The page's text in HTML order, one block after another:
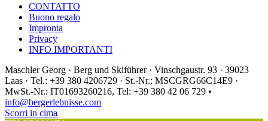
CONTATTO
Buono regalo
Impronta
Privacy
INFO IMPORTANTI
Maschler Georg · Berg und Skiführer · Vinschgaustr. 93 · 39023
Laas · Tel.: +39 380 4206729 · St.-Nr.: MSCGRG66C14E9 ·
MwSt.-Nr.: IT01693260216, Tel: +39 380 42 06 729 •
info@bergerlebnisse.com
Scorri in cima